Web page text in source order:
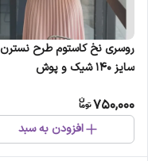
روسری نخ کاستوم طرح نسترن
سایز 140 شیک و پوش
750,000
افزودن به سبد